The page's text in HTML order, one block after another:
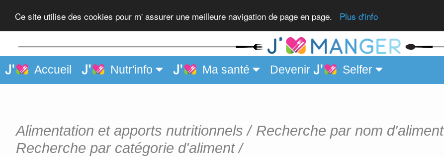
Ce site utilise des cookies pour m' assurer une meilleure navigation de page en page. Plus d'info
Fromage bleu au lait de vache
Accueil Nutr'info Ma santé Devenir Selfer
Alimentation et apports nutritionnels
Recherche par nom d'aliment
Recherche par catégorie d'aliment